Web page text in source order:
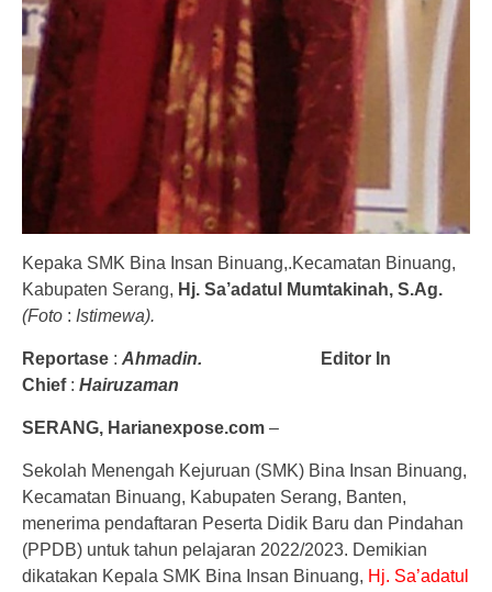
Kepaka SMK Bina Insan Binuang,.Kecamatan Binuang,
Kabupaten Serang, Hj. Sa’adatul Mumtakinah, S.Ag.
(Foto : Istimewa).
Reportase : Ahmadin.
Editor In
Chief: Hairuzaman
SERANG, Harianexpose.com –
Sekolah Menengah Kejuruan (SMK) Bina Insan Binuang,
Kecamatan Binuang, Kabupaten Serang, Banten,
menerima pendaftaran Peserta Didik Baru dan Pindahan
(PPDB) untuk tahun pelajaran 2022/2023. Demikian
dikatakan Kepala SMK Bina Insan Binuang, Hj. Sa’adatul